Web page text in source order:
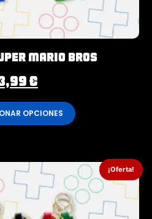
Mario Bros
€
OPCIONES
¡Oferta!